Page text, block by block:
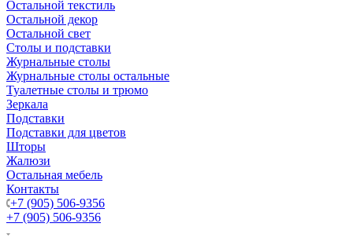
Остальной текстиль
Остальной декор
Остальной свет
Столы и подставки
Журнальные столы
Журнальные столы остальные
Туалетные столы и трюмо
Зеркала
Подставки
Подставки для цветов
Шторы
Жалюзи
Остальная мебель
Контакты
+7 (905) 506-9356
+7 (905) 506-9356